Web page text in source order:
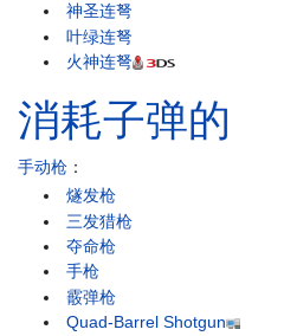
神圣连弩
叶绿连弩
火神连弩
消耗子弹的
手动枪 ：
燧发枪
三发猎枪
夺命枪
手枪
霰弹枪
Quad-Barrel Shotgun